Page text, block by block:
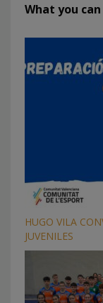
What you
HUGO VILA
JUVENILES